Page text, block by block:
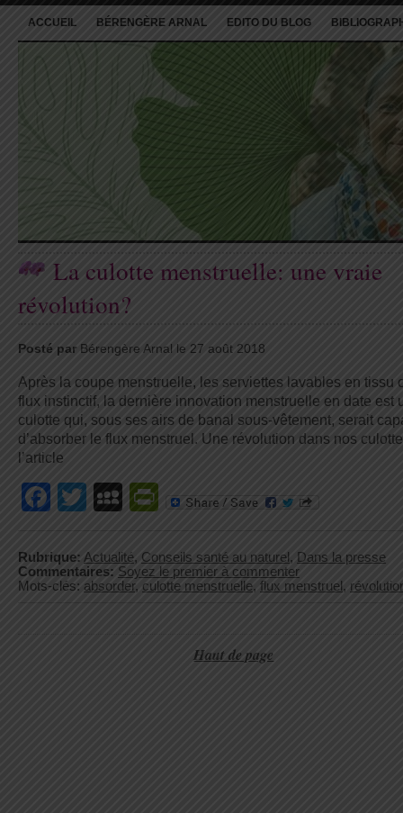
ACCUEIL BÉRENGÈRE ARNAL EDITO DU BLOG
La culotte menstruelle: une vraie
révolution?
Posté par Bérengère Arnal le 27 août 2018
Après la coupe menstruelle, les serviettes lavables en tissu
flux instinctif, la dernière innovation menstruelle en date est
culotte qui, sous ses airs de banal sous-vêtement, serait
d’absorber le flux menstruel. Une révolution dans nos
l’article
Facebook
TwitterMySpace
PrintFriendly
Rubrique: Actualité, Conseils santé au naturel , Dans la presse
Commentaires: Soyez le premier à commenter
Mots-clés: absorder, culotte menstruelle, flux menstruel ,
Haut de page